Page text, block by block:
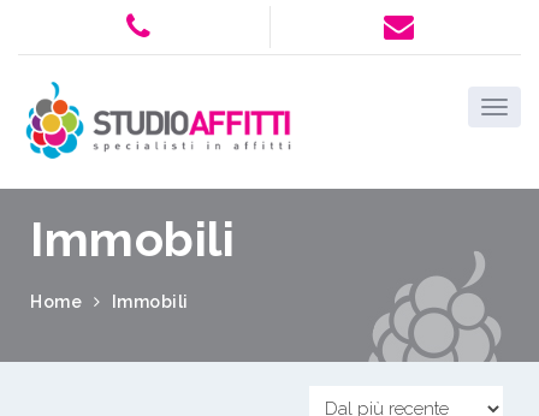
Immobili
Home Immobili